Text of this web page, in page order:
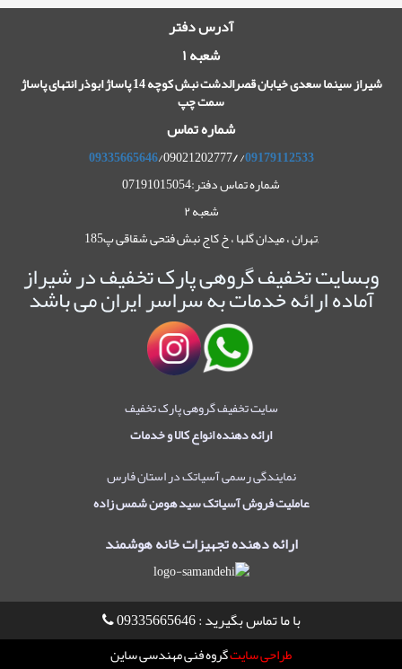
آدرس دفتر
شعبه ۱
شیراز سینما سعدی خیابان قصرالدشت نبش کوچه 14 پاساژ ابوذر انتهای پاساژ
سمت چپ
شماره تماس
09179112533
/
/
09335665646/09021202777
شماره تماس دفتر:07191015054
شعبه ۲
,تهران ، میدان گلها ، خ کاج نبش فتحی شقاقی پ185
وبسایت تخفیف گروهی پارک تخفیف در شیراز
آماده ارائه خدمات به سراسر ایران می باشد
سایت تخفیف گروهی پارک تخفیف
ارائه دهنده انواع کالا و خدمات
نمایندگی رسمی آسیاتک در استان فارس
عاملیت فروش آسیاتک سید هومن شمس زاده
ارائه دهنده تجهیزات خانه هوشمند
با ما تماس بگیرید : 09335665646
طراحی سایتگروه فنی مهندسی ساین